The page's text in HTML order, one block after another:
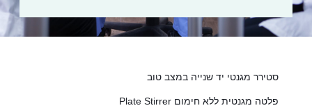
סטירר מגנטי יד שנייה במצב טוב
פלטה מגנטית ללא חימום Plate Stirrer